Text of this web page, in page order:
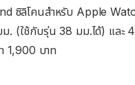
ซิลิโคนสำหรับ Apple
. (ใช้กับรุ่น 38 มม.ได้) และ
1,900 บาท